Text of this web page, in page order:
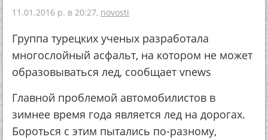
11.01.2016 р. в 20:27, novosti
Группа турецких ученых разработала
многослойный асфальт, на котором не может
образовываться лед, сообщает vnews
Главной проблемой автомобилистов в
зимнее время года является лед на дорогах.
Бороться с этим пытались по-разному,